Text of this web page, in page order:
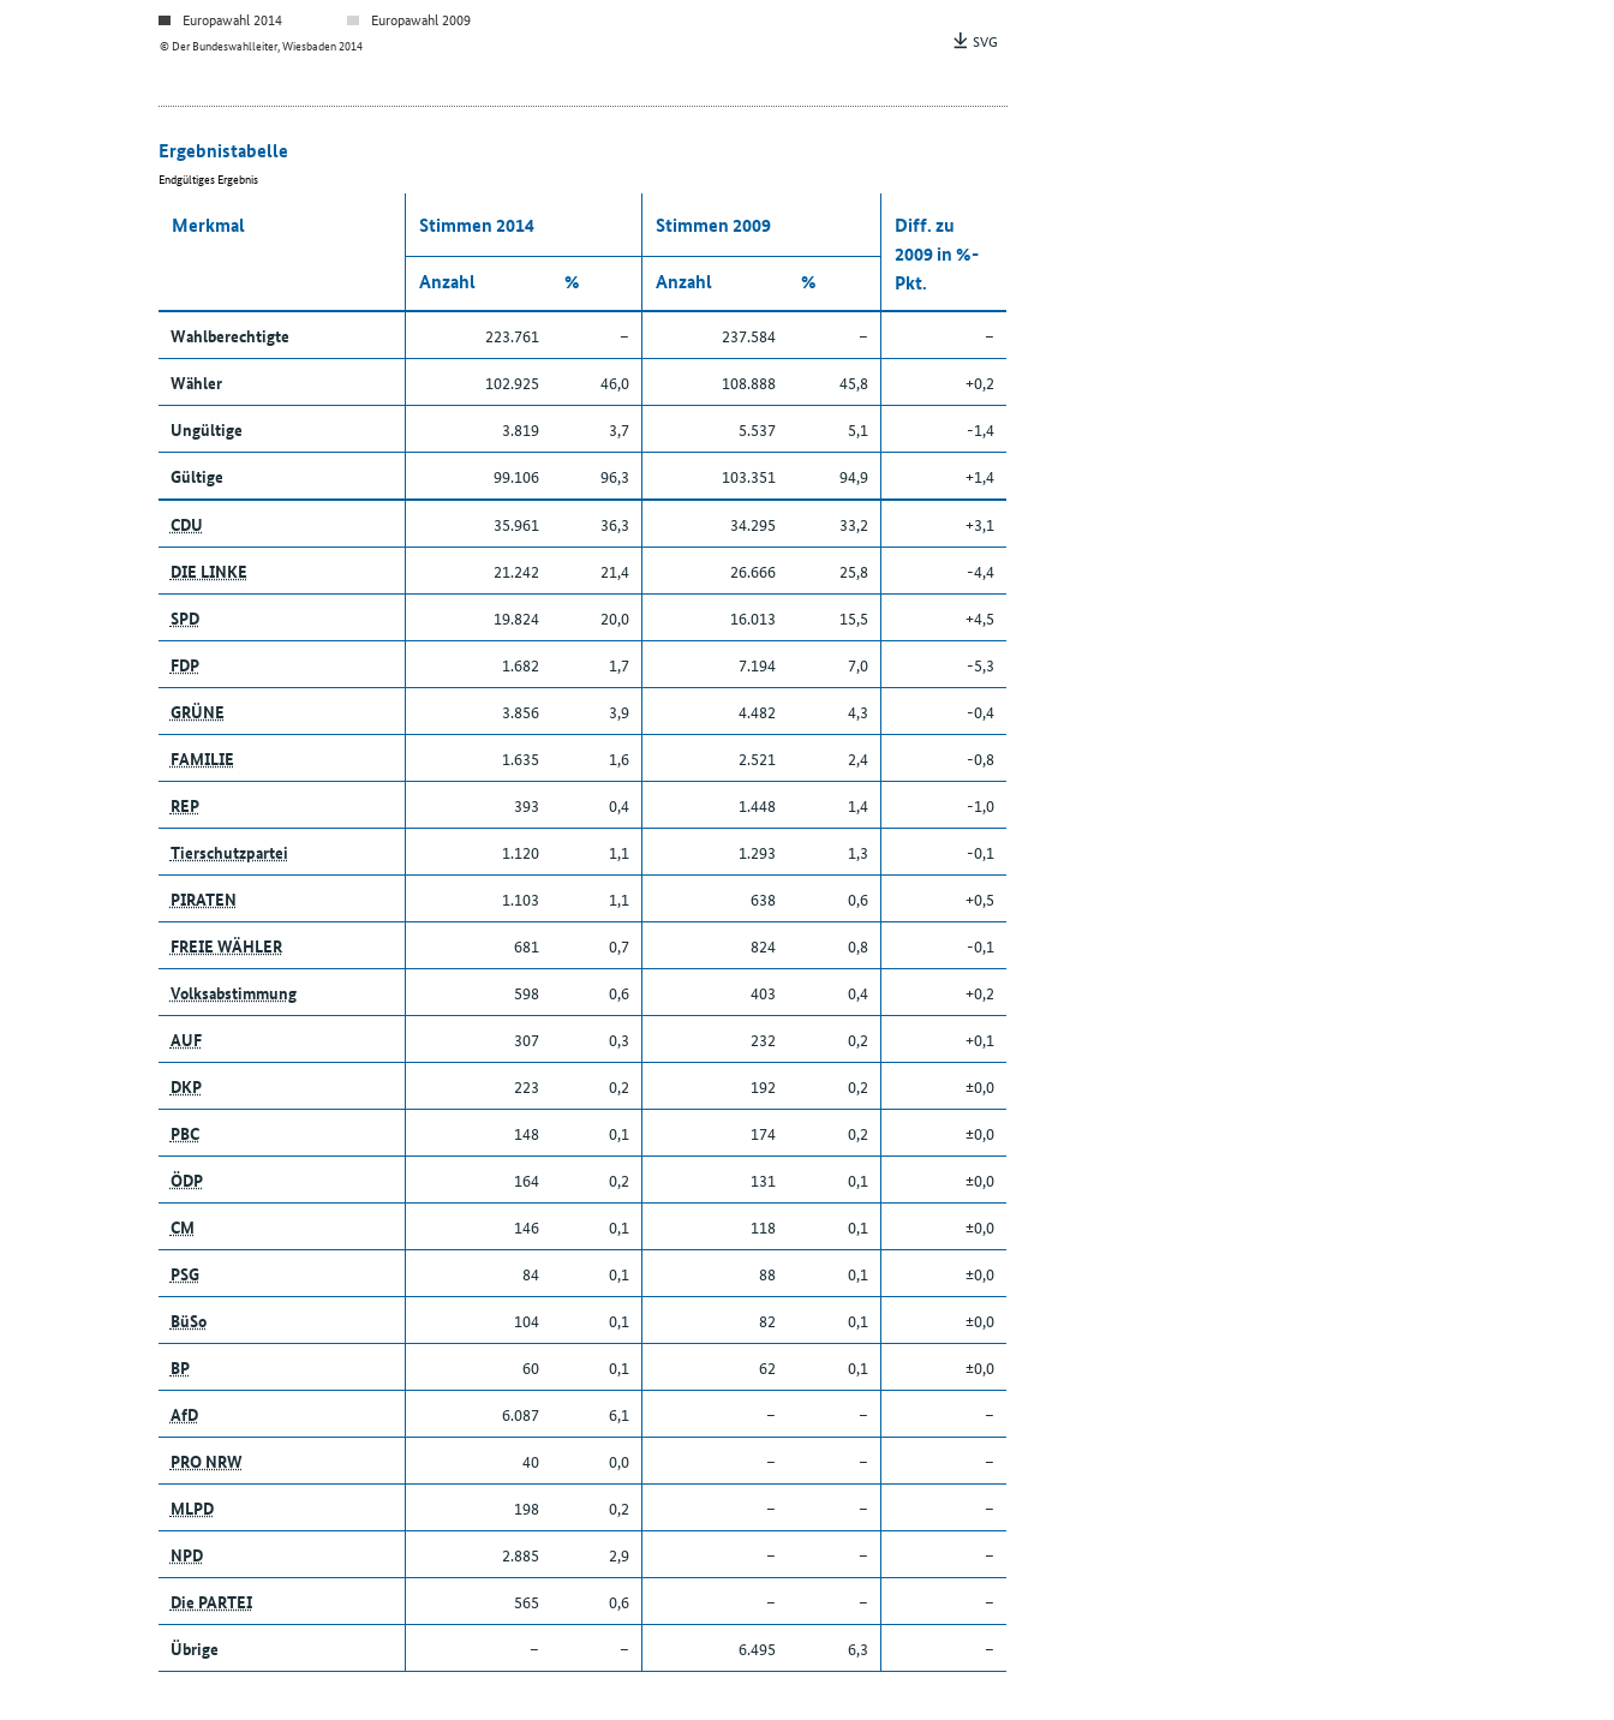
© Der Bundeswahlleiter, Wiesbaden 2014
Europawahl 2014
Europawahl 2009
SVG
Ergebnistabelle
Endgültiges Ergebnis
Merkmal Stimmen 2014 Stimmen 2009
Diff. zu
2009 in %-
Pkt.
Anzahl % Anzahl %
Wahlberechtigte 223.761 – 237.584 –
–
Wähler
102.925 46,0 108.888 45,8
+0,2
Ungültige
3.819 3,7 5.537 5,1
-1,4
Gültige
99.106 96,3 103.351 94,9
+1,4
CDU
35.961 36,3 34.295 33,2
+3,1
DIE LINKE
21.242 21,4 26.666 25,8
-4,4
SPD
19.824 20,0 16.013 15,5
+4,5
FDP
1.682 1,7 7.194 7,0
-5,3
GRÜNE
3.856 3,9 4.482 4,3
-0,4
FAMILIE
1.635 1,6 2.521 2,4
-0,8
REP
393 0,4 1.448 1,4
-1,0
Tierschutzpartei
1.120 1,1 1.293 1,3
-0,1
PIRATEN
1.103 1,1 638 0,6
+0,5
FREIE WÄHLER
681 0,7 824 0,8
-0,1
Volksabstimmung
598 0,6 403 0,4
+0,2
AUF
307 0,3 232 0,2
+0,1
DKP
223 0,2 192 0,2
±0,0
PBC
148 0,1 174 0,2
±0,0
ÖDP
164 0,2 131 0,1
±0,0
CM
146 0,1 118 0,1
±0,0
PSG
84 0,1 88 0,1
±0,0
BüSo
104 0,1 82 0,1
±0,0
BP
60 0,1 62 0,1
±0,0
AfD
6.087 6,1 – –
–
PRO NRW
40 0,0 – –
–
MLPD
198 0,2 – –
–
NPD
2.885 2,9 – –
–
Die PARTEI
565 0,6 – –
–
Übrige
– – 6.495 6,3 –